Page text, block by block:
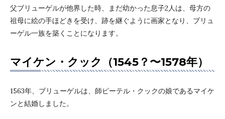
父ブリューゲルが他界した時、まだ幼かった息子2人は、母方の
祖母に絵の手ほどきを受け、跡を継ぐように画家となり、ブリュ
ーゲル一族を築くことになります。
マイケン・クック（1545？〜1578年）
1563年、ブリューゲルは、師ピーテル・クックの娘であるマイケ
ンと結婚しました。